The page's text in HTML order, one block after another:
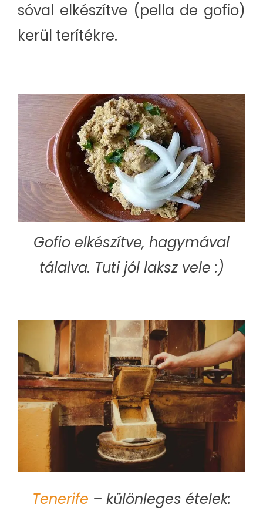
sóval elkészítve (pella de gofio)
kerül terítékre.
Gofio elkészítve, hagymával
tálalva. Tuti jól laksz vele :)
Tenerife – különleges ételek: